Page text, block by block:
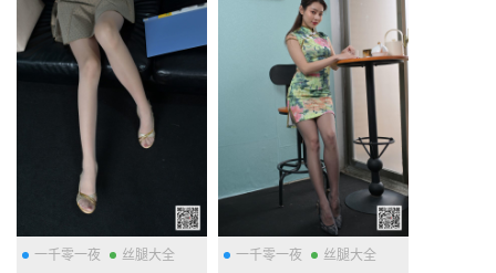
一千零一夜 丝腿大全 一千零一夜 丝腿大全